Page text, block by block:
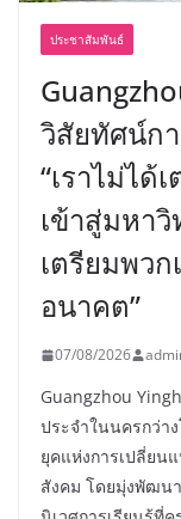
ประชาสัมพันธ์
วิสัยทัศน์ก
“เราไม่ได้
เข้าสู่มหา
เตรียมพว
อนาคต”
07/08/2026
Guangzhou
ประจำในนครกว่า
ยุคแห่งการเปลี่ยน
สังคม โดยมุ่งพัฒน